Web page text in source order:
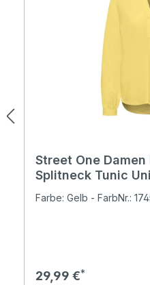
Street One
Splitneck Tunic
Farbe: Gelb - FarbNr.:
Regulärer Preis:
29,99 €